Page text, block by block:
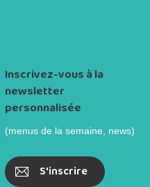
Inscrivez-vous à la
newsletter
personnalisée
(menus de la semaine, news)
S'inscrire